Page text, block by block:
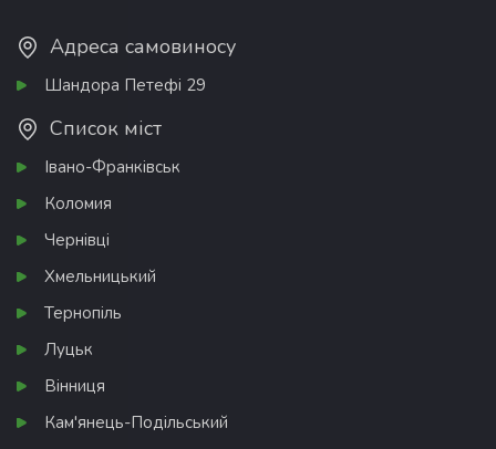
Адреса самовиносу
Шандора Петефі 29
Список міст
Івано-Франківськ
Коломия
Чернівці
Хмельницький
Тернопіль
Луцьк
Вінниця
Кам'янець-Подільський